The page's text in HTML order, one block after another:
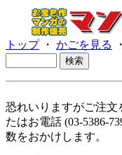
トップ・ かごを見る
恐れいりますがご注文
たはお電話 (03-5386-
数をおかけします。